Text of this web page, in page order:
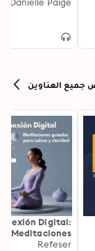
جميع العناوين
Digital:
Meditaciones
para Calma y
Refeser